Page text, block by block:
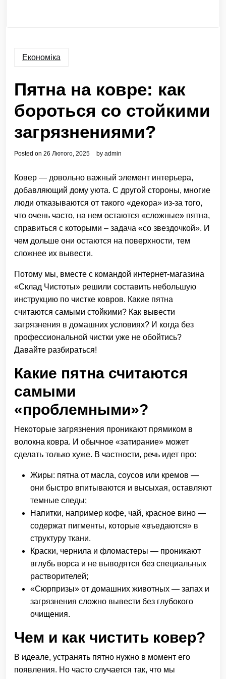
Економіка
Пятна на ковре: как
бороться со стойкими
загрязнениями?
Posted on 26 Лютого, 2025 by admin
Ковер — довольно важный элемент интерьера,
добавляющий дому уюта. С другой стороны, многие
люди отказываются от такого «декора» из-за того,
что очень часто, на нем остаются «сложные» пятна,
справиться с которыми – задача «со звездочкой». И
чем дольше они остаются на поверхности, тем
сложнее их вывести.
Потому мы, вместе с командой интернет-магазина
«Склад Чистоты» решили составить небольшую
инструкцию по чистке ковров. Какие пятна
считаются самыми стойкими? Как вывести
загрязнения в домашних условиях? И когда без
профессиональной чистки уже не обойтись?
Давайте разбираться!
Какие пятна считаются
самыми
«проблемными»?
Некоторые загрязнения проникают прямиком в
волокна ковра. И обычное «затирание» может
сделать только хуже. В частности, речь идет про:
Жиры: пятна от масла, соусов или кремов —
они быстро впитываются и высыхая, оставляют
темные следы;
Напитки, например кофе, чай, красное вино —
содержат пигменты, которые «въедаются» в
структуру ткани.
Краски, чернила и фломастеры — проникают
вглубь ворса и не выводятся без специальных
растворителей;
«Сюрпризы» от домашних животных — запах и
загрязнения сложно вывести без глубокого
очищения.
Чем и как чистить ковер?
В идеале, устранять пятно нужно в момент его
появления. Но часто случается так, что мы